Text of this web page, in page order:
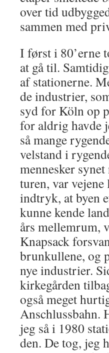
over tid
sammen med
I først i 80’erne
at gå til.
af stationerne.
de industrier,
syd for Köln op
for aldrig havde
så mange
velstand i
mennesker
turen, var
indtryk, at byen
kunne kende
års mellemrum,
Knapsack
brunkullene, og
nye industrier.
kirkegården
også meget
Anschlussbahn.
jeg så i 1980
den. De tog, jeg